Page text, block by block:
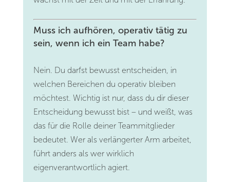
Muss ich aufhören, operativ tätig zu
sein, wenn ich ein Team habe?
Nein. Du darfst bewusst entscheiden, in
welchen Bereichen du operativ bleiben
möchtest. Wichtig ist nur, dass du dir dieser
Entscheidung bewusst bist – und weißt, was
das für die Rolle deiner Teammitglieder
bedeutet. Wer als verlängerter Arm arbeitet,
führt anders als wer wirklich
eigenverantwortlich agiert.